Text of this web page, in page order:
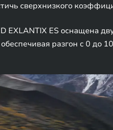
сверхнизкого
EXLANTIX ES оснащена
разгон с 0 до